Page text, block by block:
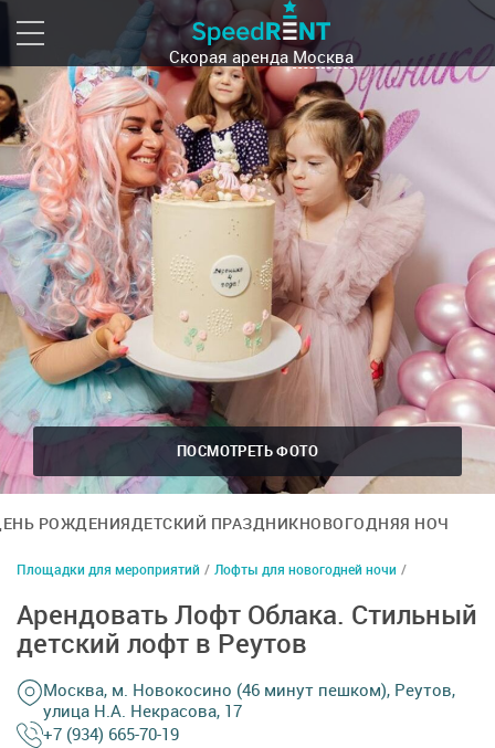
Скорая аренда Москва
ПОСМОТРЕТЬ ФОТО
РОЖДЕНИЯДЕТСКИЙ ПРАЗДНИКНОВОГОДНЯЯ НОЧЬ
Площадки для мероприятий / Лофты для новогодней ночи /
Арендовать Лофт Облака. Стильный
детский лофт в Реутов
Москва, м. Новокосино (46 минут пешком), Реутов,
улица Н.А. Некрасова, 17
+7 (934) 665-70-19